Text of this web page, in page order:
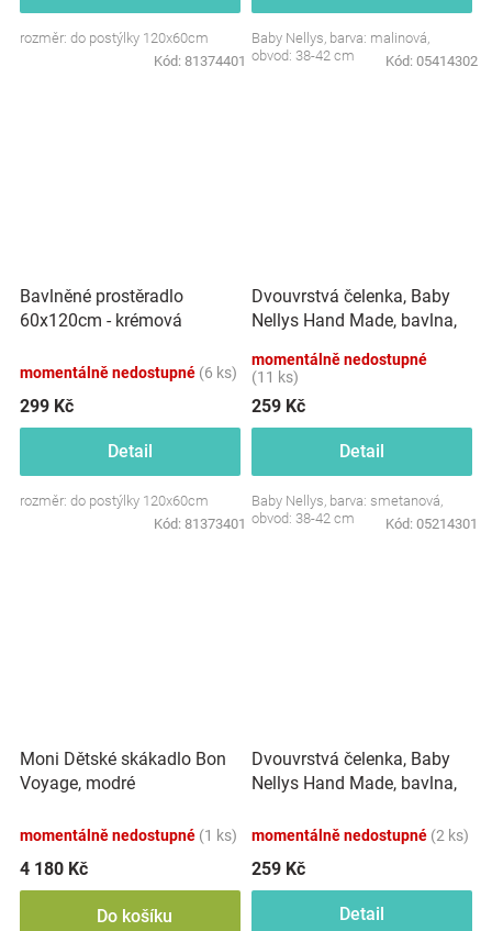
rozměr: do postýlky 120x60cm
Kód: 81374401
Baby Nellys, barva: malinová,
obvod: 38-42 cm
Kód: 05414302
Bavlněné prostěradlo
60x120cm - krémová
momentálně nedostupné (6 ks)
299 Kč
Detail
rozměr: do postýlky 120x60cm
Kód: 81373401
Dvouvrstvá čelenka, Baby
Nellys Hand Made, bavlna,
80/98
momentálně nedostupné
(11 ks)
259 Kč
Detail
Baby Nellys, barva: smetanová,
obvod: 38-42 cm
Kód: 05214301
Moni Dětské skákadlo Bon
Voyage, modré
momentálně nedostupné (1 ks)
4 180 Kč
Do košíku
Dvouvrstvá čelenka, Baby
Nellys Hand Made, bavlna,
růžová, 80/98
momentálně nedostupné (2 ks)
259 Kč
Detail